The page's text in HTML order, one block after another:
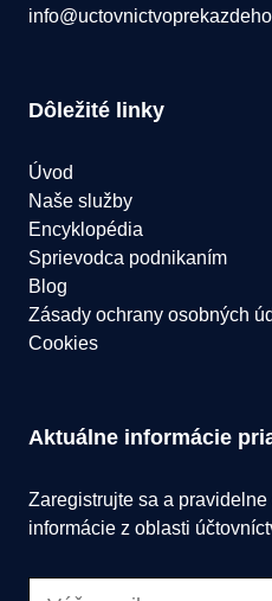
Dôležité linky
Úvod
Naše služby
Encyklopédia
Sprievodca podnikaním
Blog
Zásady ochrany osobných
Cookies
Aktuálne informácie
Zaregistrujte sa a
informácie z oblasti